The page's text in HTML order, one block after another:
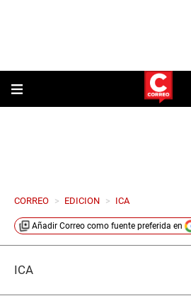
CORREO > EDICION > ICA
Añadir Correo como fuente preferida en
ICA